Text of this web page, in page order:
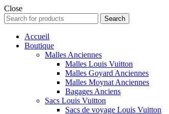
Close
Search
for:
Search
Accueil
Boutique
Malles Anciennes
Malles Louis Vuitton
Malles Goyard Anciennes
Malles Moynat Anciennes
Bagages Anciens
Sacs Louis Vuitton
Sacs de voyage Louis Vuitton